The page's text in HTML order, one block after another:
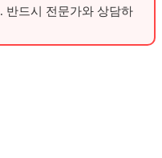
반드시 전문가와 상담하